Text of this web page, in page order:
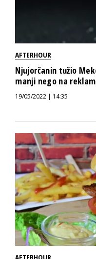
AFTERHOUR
Njujorčanin tužio
manji nego na
19/05/2022 | 14:35